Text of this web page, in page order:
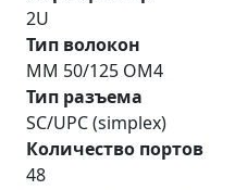
2U
Тип волокон
MM 50/125 OM4
Тип разъема
SC/UPC (simplex)
Количество портов
48